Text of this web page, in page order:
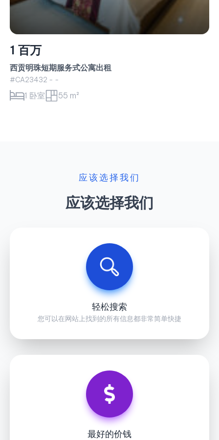
1 百万
西贡明珠短期服务式公寓出租
#CA23432 - -
1 卧室 55 m²
应该选择我们
应该选择我们
轻松搜索
您可以在网站上找到的所有信息都非常简单快捷
最好的价钱